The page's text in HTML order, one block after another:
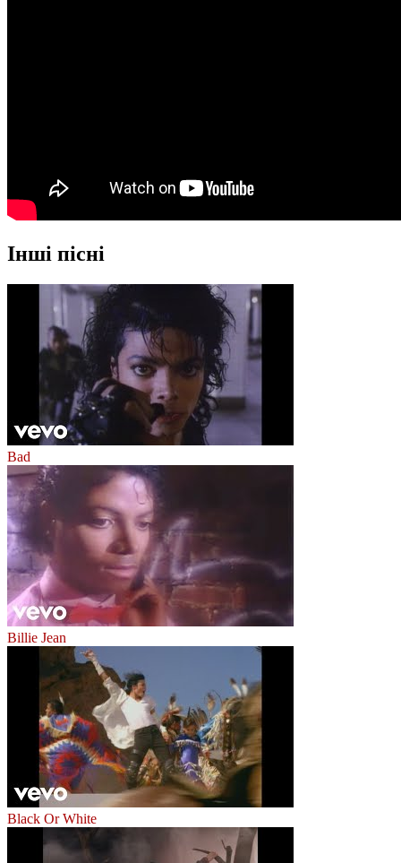
Інші пісні
Bad
Billie Jean
Black Or White